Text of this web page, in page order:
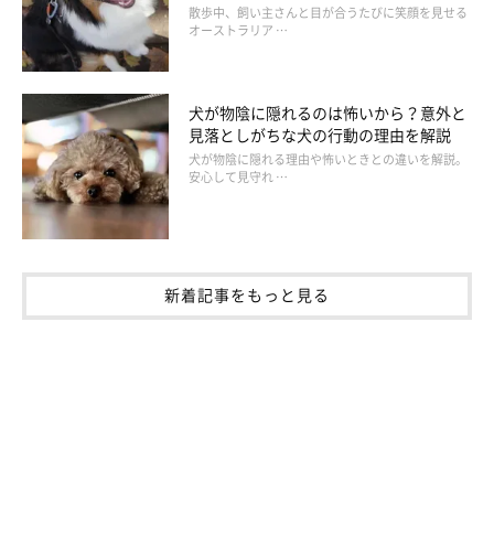
移動手段が電車や新幹線などの場合は、車より刺激が多くあり熱
中症リスクが高まります。知らない人を警戒し吠えて体温が上昇
したり、大きな音に驚き心拍数が上がったりは熱中症に直結。と
くに電車や新幹線での遠出は避けて１時間以内にして。公共交通
機関での移動の場合、乗り物に乗るまでの道中にも熱中症リスク
があります。クレートの中に充分な保冷アイテムを備えておい
て。
散歩中、飼い主さんと目が合うたびに笑顔を見せる
オーストラリア …
犬が物陰に隠れるのは怖いから？意外と
見落としがちな犬の行動の理由を解説
犬が物陰に隠れる理由や怖いときとの違いを解説。
安心して見守れ …
新着記事をもっと見る